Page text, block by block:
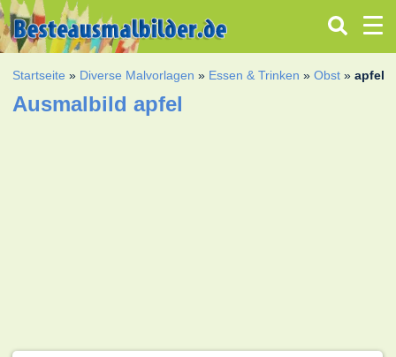
Startseite » Diverse Malvorlagen » Essen & Trinken »Obst »apfel
Ausmalbild apfel